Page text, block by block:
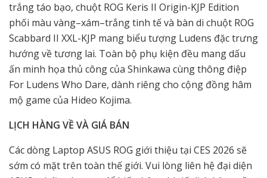
trắng táo bạo, chuột ROG Keris II Origin-KJP Edition
phối màu vàng–xám–trắng tinh tế và bàn di chuột ROG
Scabbard II XXL-KJP mang biểu tượng Ludens đặc trưng
hướng về tương lai. Toàn bộ phụ kiện đều mang dấu
ấn minh họa thủ công của Shinkawa cùng thông điệp
For Ludens Who Dare, dành riêng cho cộng đồng hâm
mộ game của Hideo Kojima.
LỊCH HÀNG VỀ VÀ GIÁ BÁN
Các dòng Laptop ASUS ROG giới thiệu tại CES 2026 sẽ
sớm có mặt trên toàn thế giới. Vui lòng liên hệ đại diện